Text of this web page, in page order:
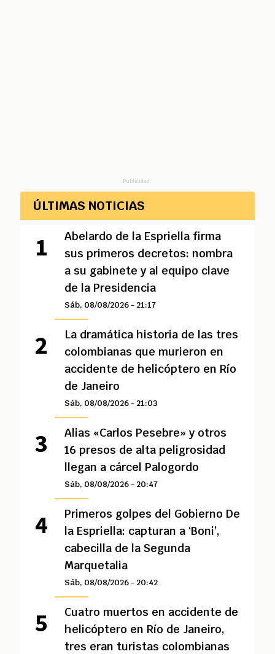
Publicidad
ÚLTIMAS NOTICIAS
Abelardo de la Espriella firma
sus primeros decretos: nombra
a su gabinete y al equipo clave
de la Presidencia
Sáb, 08/08/2026 - 21:17
La dramática historia de las tres
colombianas que murieron en
accidente de helicóptero en Río
de Janeiro
Sáb, 08/08/2026 - 21:03
Alias «Carlos Pesebre» y otros
16 presos de alta peligrosidad
llegan a cárcel Palogordo
Sáb, 08/08/2026 - 20:47
Primeros golpes del Gobierno De
la Espriella: capturan a ‘Boni’,
cabecilla de la Segunda
Marquetalia
Sáb, 08/08/2026 - 20:42
Cuatro muertos en accidente de
helicóptero en Río de Janeiro,
tres eran turistas colombianas